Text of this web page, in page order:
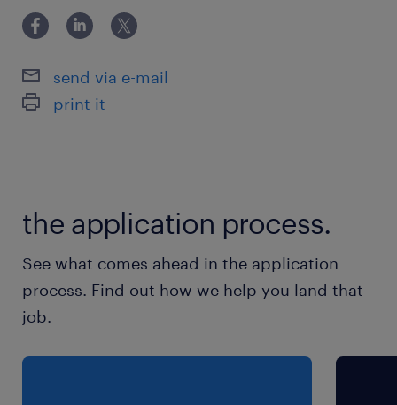
send via e-mail
print it
the application process.
See what comes ahead in the application
process. Find out how we help you land that
job.